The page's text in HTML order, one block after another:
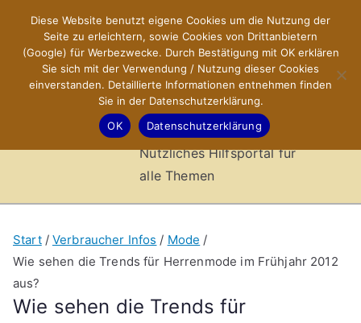
springen
X-Sites.de
–
Hilfsportal
Nützliches Hilfsportal für
alle Themen
Wie sehen die Trends für
Start Verbraucher Infos
Mode
Wie sehen die Trends für Herrenmode im Frühjahr 2012
aus?
Diese Website benutzt eigene Cookies um die Nutzung der
Seite zu erleichtern, sowie Cookies von Drittanbietern
(Google) für Werbezwecke. Durch Bestätigung mit OK erklären
Sie sich mit der Verwendung / Nutzung dieser Cookies
einverstanden. Detaillierte Informationen entnehmen finden
Sie in der Datenschutzerklärung.
OK
Datenschutzerklärung